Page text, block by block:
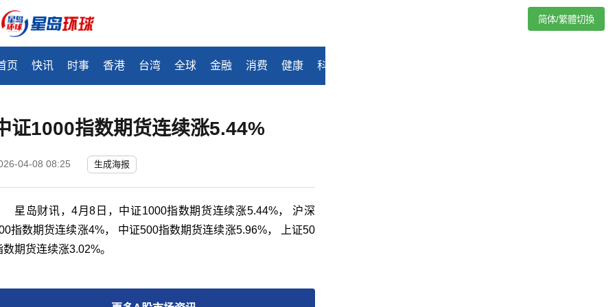
页 快讯 时事 香港 台湾 全球 金融 消费 健康 科技
简体/繁體切換
证1000指数期货连续涨5.44%
04-08 08:25 生成海报
星岛财讯，4月8日，中证1000指数期货连续涨5.44%， 沪深
指数期货连续涨4%， 中证500指数期货连续涨5.96%， 上证50
数期货连续涨3.02%。